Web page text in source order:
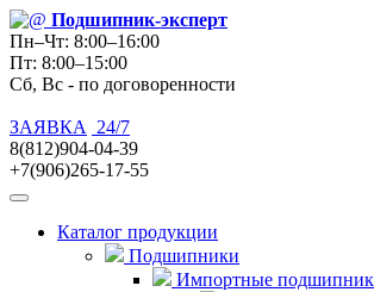
Подшипник-эксперт
Пн–Чт: 8:00–16:00
Пт: 8:00–15:00
Сб, Вс - по договоренности
ЗАЯВКА
24/7
8(812)904-04-39
+7(906)265-17-55
Каталог продукции
Подшипники
Импортные